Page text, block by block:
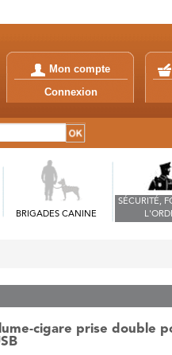
Mon compte
Connexion
BRIGADES CANINE
SÉCURITÉ,
cigare prise double